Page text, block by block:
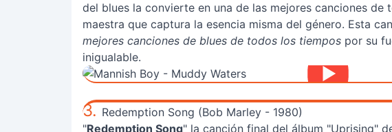
del blues la convierte en una de las mejores canciones de
maestra que captura la esencia misma del género. Esta
mejores canciones de blues de todos los tiempos por su
inigualable.
3. Redemption Song (Bob Marley - 1980)
"Redemption Song" la canción final del álbum "Uprising"